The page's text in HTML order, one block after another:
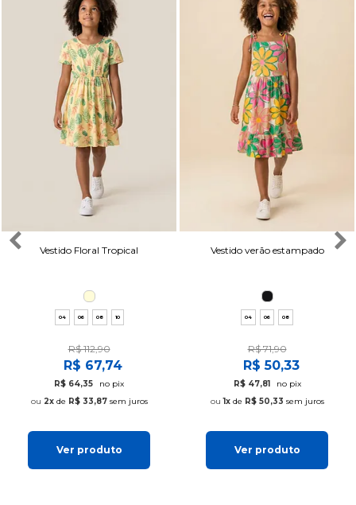
Vestido Floral Tropical
04 06 08 10
R$ 112,90
R$ 67,74
R$ 64,35
no pix
2xde R$ 33,87sem juros
Ver produto
Vestido verão estampado
04 06 08
R$ 71,90
R$ 50,33
R$ 47,81
no pix
1xde R$ 50,33 sem juros
Ver produto